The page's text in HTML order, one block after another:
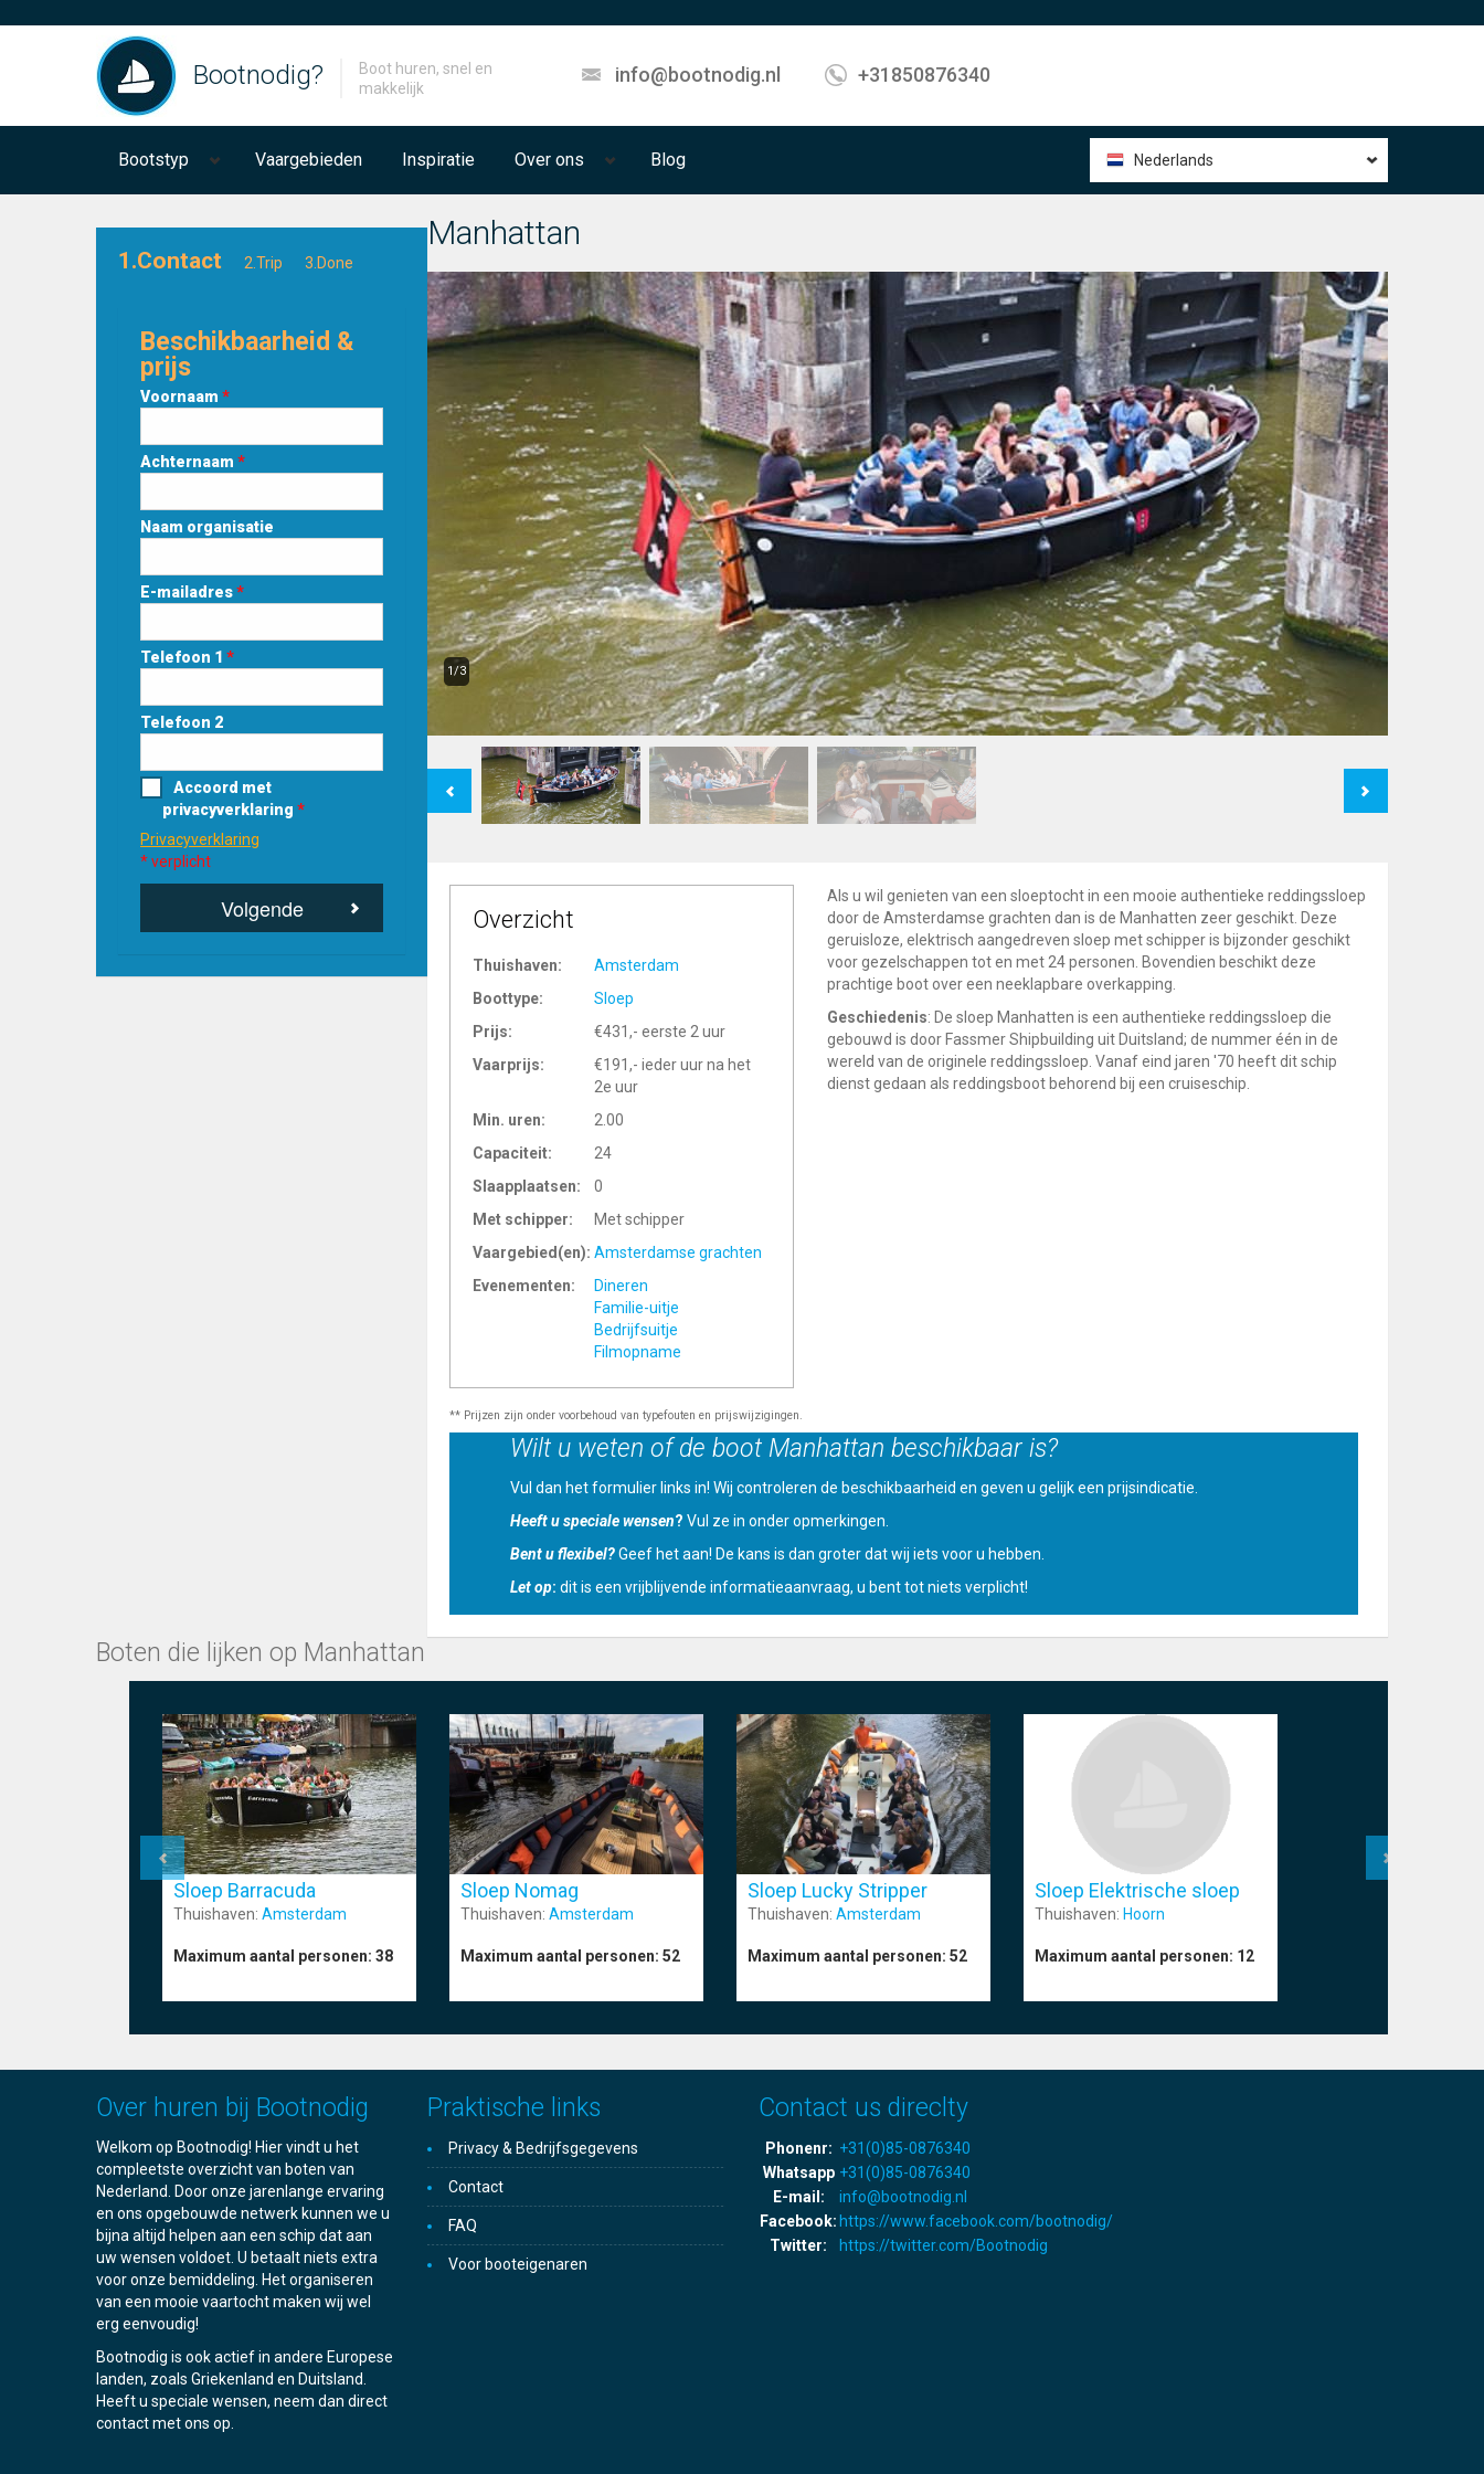
Bootnodig?
Boot huren, snel en
makkelijk
info@bootnodig.nl +31850876340
Bootstyp Vaargebieden Inspiratie Over ons Blog Nederlands
1.Contact 2.Trip 3.Done
Beschikbaarheid &
prijs
Voornaam *
Achternaam *
Naam organisatie
E-mailadres*
Telefoon 1 *
Telefoon 2
Accoord met
privacyverklaring *
Privacyverklaring
* verplicht
Volgende
Manhattan
1/3
Overzicht
Thuishaven:
Amsterdam
Boottype:
Sloep
Prijs:
€431,- eerste 2 uur
Vaarprijs:
€191,- ieder uur na het
2e uur
Min. uren:
2.00
Capaciteit:
24
Slaapplaatsen:
0
Met schipper:
Met schipper
Vaargebied(en): Amsterdamse grachten
Evenementen:
Dineren
Familie-uitje
Bedrijfsuitje
Filmopname
Als u wil genieten van een sloeptocht in een mooie authentieke reddingssloep
door de Amsterdamse grachten dan is de Manhatten zeer geschikt. Deze
geruisloze, elektrisch aangedreven sloep met schipper is bijzonder geschikt
voor gezelschappen tot en met 24 personen. Bovendien beschikt deze
prachtige boot over een neeklapbare overkapping.
Geschiedenis: De sloep Manhatten is een authentieke reddingssloep die
gebouwd is door Fassmer Shipbuilding uit Duitsland; de nummer één in de
wereld van de originele reddingssloep. Vanaf eind jaren '70 heeft dit schip
dienst gedaan als reddingsboot behorend bij een cruiseschip.
** Prijzen zijn onder voorbehoud van typefouten en prijswijzigingen.
Wilt u weten of de boot Manhattan beschikbaar is?
Vul dan het formulier links in! Wij controleren de beschikbaarheid en geven u gelijk een prijsindicatie.
Heeft u speciale wensen? Vul ze in onder opmerkingen.
Bent u flexibel?Geef het aan! De kans is dan groter dat wij iets voor u hebben.
Let op: dit is een vrijblijvende informatieaanvraag, u bent tot niets verplicht!
Boten die lijken op Manhattan
Sloep Barracuda
Thuishaven: Amsterdam
Maximum aantal personen: 38
Sloep Nomag
Thuishaven: Amsterdam
Maximum aantal personen: 52
Sloep Lucky Stripper
Thuishaven: Amsterdam
Maximum aantal personen: 52
Sloep Elektrische sloep
Thuishaven: Hoorn
Maximum aantal personen: 12
Over huren bij Bootnodig
Welkom op Bootnodig! Hier vindt u het
compleetste overzicht van boten van
Nederland. Door onze jarenlange ervaring
en ons opgebouwde netwerk kunnen we u
bijna altijd helpen aan een schip dat aan
uw wensen voldoet. U betaalt niets extra
voor onze bemiddeling. Het organiseren
van een mooie vaartocht maken wij wel
erg eenvoudig!
Bootnodig is ook actief in andere Europese
landen, zoals Griekenland en Duitsland.
Heeft u speciale wensen, neem dan direct
contact met ons op.
Praktische links
Privacy & Bedrijfsgegevens
Contact
FAQ
Voor booteigenaren
Contact us direclty
Phonenr: +31(0)85-0876340
Whatsapp +31(0)85-0876340
E-mail:
info@bootnodig.nl
Facebook: https://www.facebook.com/bootnodig/
Twitter:
https://twitter.com/Bootnodig